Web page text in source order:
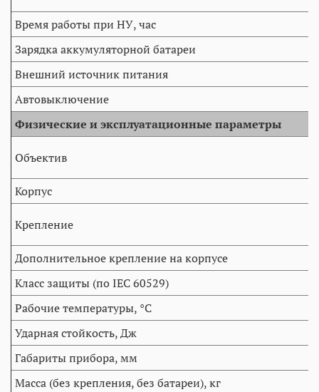
Время работы при НУ, час
Зарядка аккумуляторной батареи
Внешний источник питания
Автовыключение
Физические и эксплуатационные параметры
Объектив
Корпус
Крепление
Дополнительное крепление на корпусе
Класс защиты (по IEC 60529)
Рабочие температуры, °C
Ударная стойкость, Дж
Габариты прибора, мм
Масса (без крепления, без батареи), кг